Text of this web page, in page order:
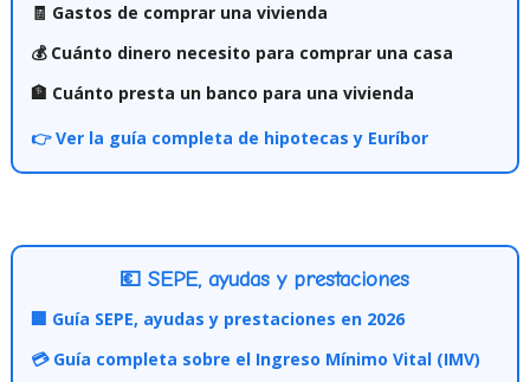
🧾 Gastos de comprar una vivienda
💰 Cuánto dinero necesito para comprar una casa
🏦 Cuánto presta un banco para una vivienda
👉 Ver la guía completa de hipotecas y Euríbor
💶 SEPE, ayudas y prestaciones
🏢 Guía SEPE, ayudas y prestaciones en 2026
💳 Guía completa sobre el Ingreso Mínimo Vital (IMV)